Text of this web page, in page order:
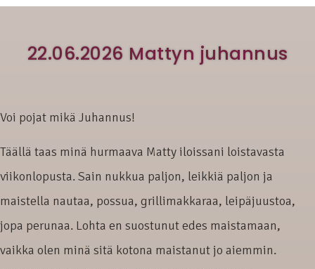
22.06.2026 Mattyn juhannus
Voi pojat mikä Juhannus!
Täällä taas minä hurmaava Matty iloissani loistavasta
viikonlopusta. Sain nukkua paljon, leikkiä paljon ja
maistella nautaa, possua, grillimakkaraa, leipäjuustoa,
jopa perunaa. Lohta en suostunut edes maistamaan,
vaikka olen minä sitä kotona maistanut jo aiemmin.